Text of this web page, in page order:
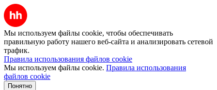
Мы используем файлы cookie, чтобы обеспечивать
правильную работу нашего веб-сайта и анализировать сетевой
трафик.
Правила использования файлов cookie
Мы используем файлы cookie. Правила использования
файлов cookie
Понятно